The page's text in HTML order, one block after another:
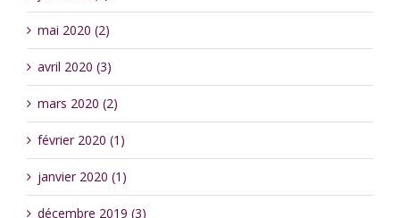
mai 2020 (2)
avril 2020 (3)
mars 2020 (2)
février 2020 (1)
janvier 2020 (1)
décembre 2019 (3)